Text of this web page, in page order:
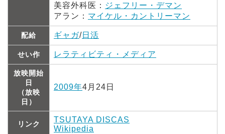
美容外科医： ジェフリー・デマン
アラン： マイケル・カントリーマン
配給 ギャガ/日活
せい作 レラティビティ・メディア
放映開始
日
（放映
日）
2009年4月24日
リンク
TSUTAYA DISCAS
Wikipedia